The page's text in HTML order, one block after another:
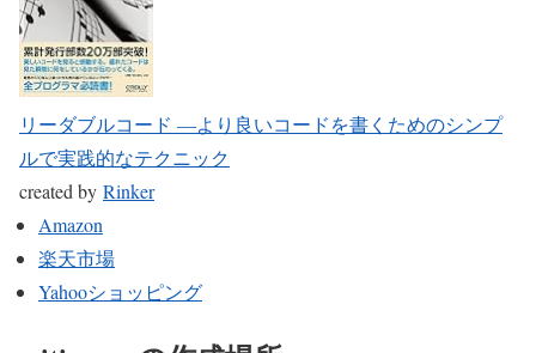
リーダブルコード ―より良いコードを書くためのシンプ
ルで実践的なテクニック
created by Rinker
Amazon
楽天市場
Yahooショッピング